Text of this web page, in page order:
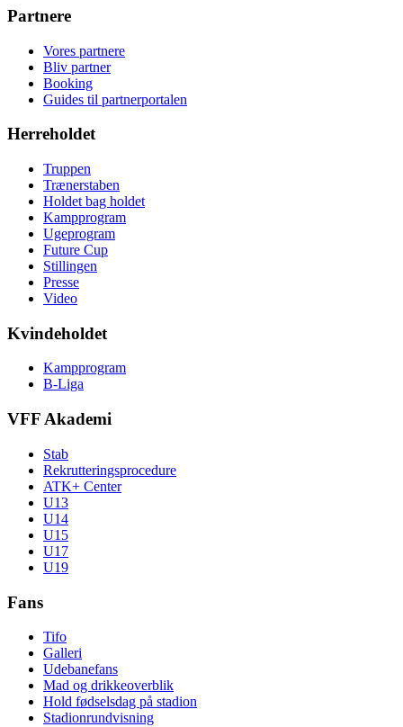
Partnere
Vores partnere
Bliv partner
Booking
Guides til partnerportalen
Herreholdet
Truppen
Trænerstaben
Holdet bag holdet
Kampprogram
Ugeprogram
Future Cup
Stillingen
Presse
Video
Kvindeholdet
Kampprogram
B-Liga
VFF Akademi
Stab
Rekrutteringsprocedure
ATK+ Center
U13
U14
U15
U17
U19
Fans
Tifo
Galleri
Udebanefans
Mad og drikkeoverblik
Hold fødselsdag på stadion
Stadionrundvisning